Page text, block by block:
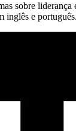
sobre liderança
inglês e português.